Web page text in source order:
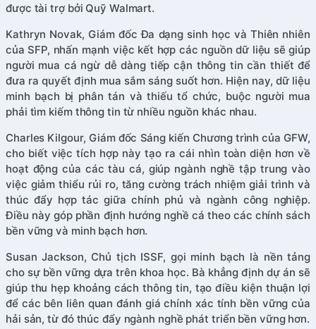
được tài trợ bởi Quỹ Walmart.
Kathryn Novak, Giám đốc Đa dạng sinh học và Thiên nhiên
của SFP, nhấn mạnh việc kết hợp các nguồn dữ liệu sẽ giúp
người mua cá ngừ dễ dàng tiếp cận thông tin cần thiết để
đưa ra quyết định mua sắm sáng suốt hơn. Hiện nay, dữ liệu
minh bạch bị phân tán và thiếu tổ chức, buộc người mua
phải tìm kiếm thông tin từ nhiều nguồn khác nhau.
Charles Kilgour, Giám đốc Sáng kiến Chương trình của GFW,
cho biết việc tích hợp này tạo ra cái nhìn toàn diện hơn về
hoạt động của các tàu cá, giúp ngành nghề tập trung vào
việc giảm thiểu rủi ro, tăng cường trách nhiệm giải trình và
thúc đẩy hợp tác giữa chính phủ và ngành công nghiệp.
Điều này góp phần định hướng nghề cá theo các chính sách
bền vững và minh bạch hơn.
Susan Jackson, Chủ tịch ISSF, gọi minh bạch là nền tảng
cho sự bền vững dựa trên khoa học. Bà khẳng định dự án sẽ
giúp thu hẹp khoảng cách thông tin, tạo điều kiện thuận lợi
để các bên liên quan đánh giá chính xác tính bền vững của
hải sản, từ đó thúc đẩy ngành nghề phát triển bền vững hơn.